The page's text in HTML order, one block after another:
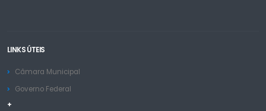
LINKS ÚTEIS
Câmara Municipal
Governo Federal
+